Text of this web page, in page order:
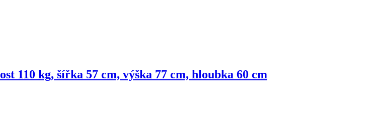
110 kg, šířka 57 cm, výška 77 cm, hloubka 60 cm